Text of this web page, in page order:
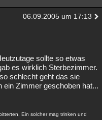
06.09.2005 um 17:13
sollte so etwas
es wirklich Sterbezimmer.
schlecht geht das sie
ein Zimmer geschoben hat...
Ein solcher mag trinken und